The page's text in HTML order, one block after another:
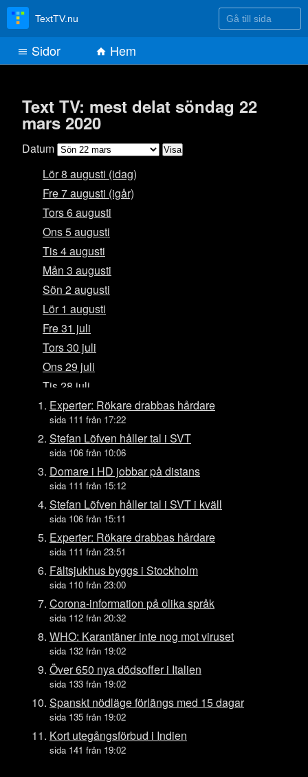
Text TV: mest delat söndag 22
mars 2020
Datum
Lör 8 augusti (idag)
Fre 7 augusti (igår)
Tors 6 augusti
Ons 5 augusti
Tis 4 augusti
Mån 3 augusti
Sön 2 augusti
Lör 1 augusti
Fre 31 juli
Tors 30 juli
Ons 29 juli
Tis 28 juli
Mån 27 juli
Sön 26 juli
Lör 25 juli
Tors 23 juli
Ons 22 juli
Tis 21 juli
Mån 20 juli
Sön 19 juli
Lör 18 juli
Fre 17 juli
Tors 16 juli
Ons 15 juli
Tis 14 juli
Mån 13 juli
Lör 11 juli
Fre 10 juli
Tors 9 juli
Experter: Rökare drabbas hårdare
sida 111 från 17:22
Stefan Löfven håller tal i SVT
sida 106 från 10:06
Domare i HD jobbar på distans
sida 111 från 15:12
Stefan Löfven håller tal i SVT i kväll
sida 106 från 15:11
Experter: Rökare drabbas hårdare
sida 111 från 23:51
Fältsjukhus byggs i Stockholm
sida 110 från 23:00
Corona-information på olika språk
sida 112 från 20:32
WHO: Karantäner inte nog mot viruset
sida 132 från 19:02
Över 650 nya dödsoffer i Italien
sida 133 från 19:02
Spanskt nödläge förlängs med 15 dagar
sida 135 från 19:02
Kort utegångsförbud i Indien
sida 141 från 19:02
TextTV.nu Gå till sida
Sidor Hem